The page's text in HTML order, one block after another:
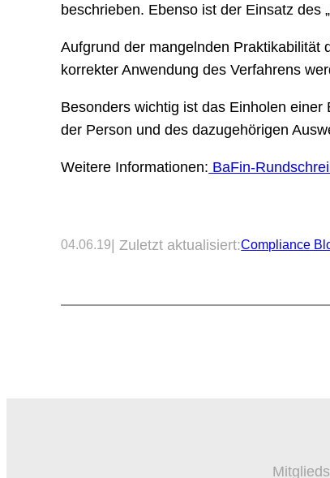
beschrieben. Ebenso ist der Einsatz des
Aufgrund der mangelnden Praktikabilität
korrekter Anwendung des Verfahrens
Besonders wichtig ist das Einholen
der Person und des dazugehörigen
Weitere Informationen: BaFin-
04.06.19| Zuletzt aktualisiert:Compliance